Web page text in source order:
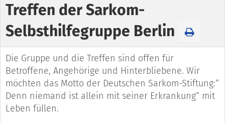
Treffen der Sarkom-
Selbsthilfegruppe Berlin
Die Gruppe und die Treffen sind offen für
Betroffene, Angehörige und Hinterbliebene. Wir
möchten das Motto der Deutschen Sarkom-Stiftung:“
Denn niemand ist allein mit seiner Erkrankung“ mit
Leben füllen.